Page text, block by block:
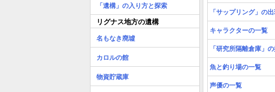
「サップリング」の
キャラクターの一覧
「研究所隔離倉庫」
魚と釣り場の一覧
声優の一覧
「遺構」の入り方と探索
リグナス地方の遺構
名もなき廃墟
カロルの館
物資貯蔵庫